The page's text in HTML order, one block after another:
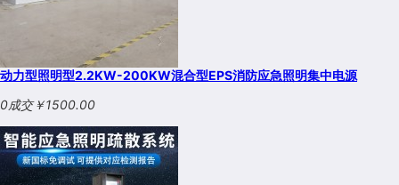
动力型照明型2.2KW-200KW混合型EPS消防应急照明集中电源
0成交￥1500.00